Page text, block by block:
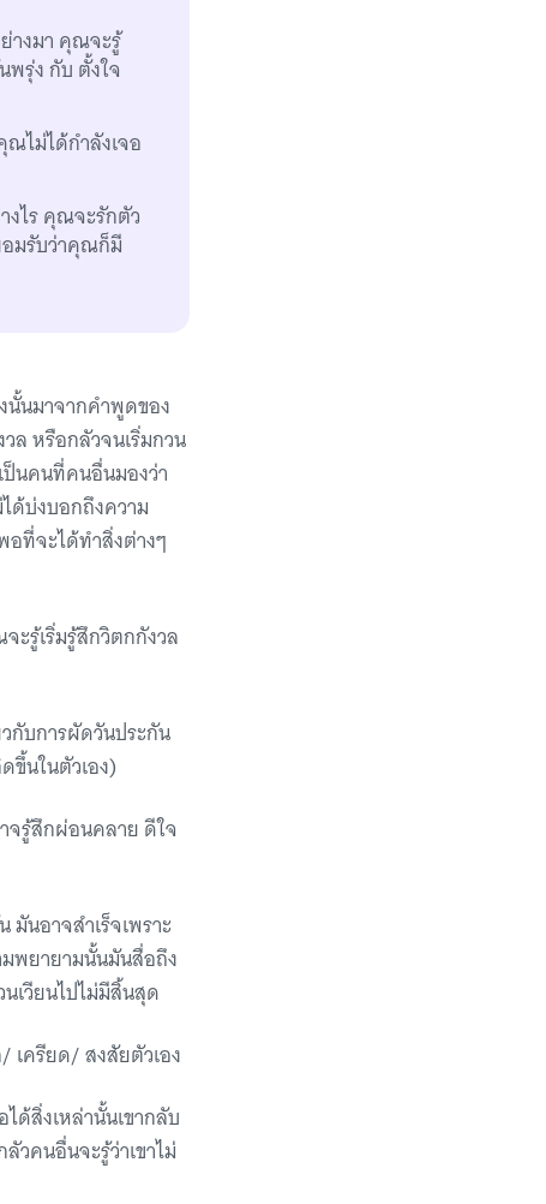
างมา คุณจะรู้
พรุ่ง กับ ตั้งใจ
ไม่ได้กำลังเจอ
งไร คุณจะรักตัว
อมรับว่าคุณก็มี
นั้นมาจากคำพูดของ
ล หรือกลัวจนเริ่มกวน
ป็นคนที่คนอื่นมองว่า
ได้บ่งบอกถึงความ
อที่จะได้ทำสิ่งต่างๆ
ะรู้เริ่มรู้สึกวิตกกังวล
บการผัดวันประกัน
ขึ้นในตัวเอง)
จรู้สึกผ่อนคลาย ดีใจ
นอาจสำเร็จเพราะ
พยายามนั้นมันสื่อถึง
เวียนไปไม่มีสิ้นสุด
เครียด/ สงสัยตัวเอง
ด้สิ่งเหล่านั้นเขากลับ
วคนอื่นจะรู้ว่าเขาไม่